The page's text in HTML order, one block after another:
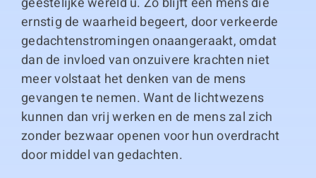
ernstig de waarheid begeert, door verkeerde
gedachtenstromingen onaangeraakt, omdat
dan de invloed van onzuivere krachten niet
meer volstaat het denken van de mens
gevangen te nemen. Want de lichtwezens
kunnen dan vrij werken en de mens zal zich
zonder bezwaar openen voor hun overdracht
door middel van gedachten.